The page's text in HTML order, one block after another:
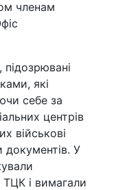
членам
підозрювані
які
себе за
центрів
військові
документів. У
і вимагали